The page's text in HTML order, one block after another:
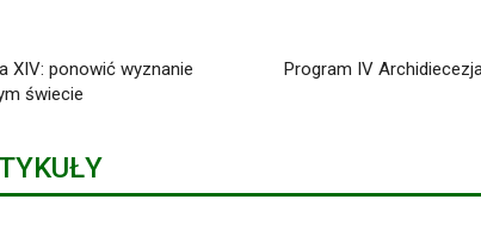
XIV: ponowić wyznanie
świecie
Program IV